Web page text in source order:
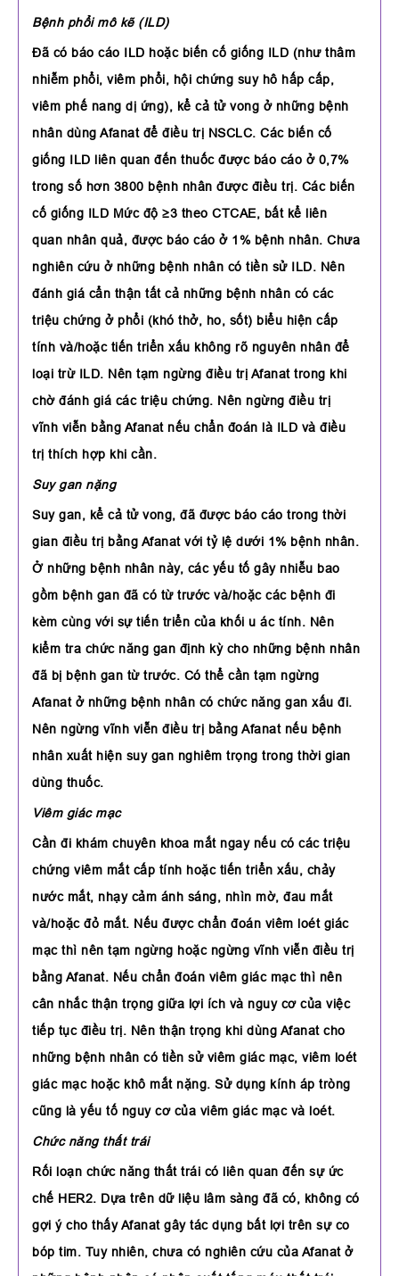
Bệnh phổi mô kẽ (ILD)
Đã có báo cáo ILD hoặc biến cố giống ILD (như thâm
nhiễm phổi, viêm phổi, hội chứng suy hô hấp cấp,
viêm phế nang dị ứng), kể cả tử vong ở những bệnh
nhân dùng Afanat để điều trị NSCLC. Các biến cố
giống ILD liên quan đến thuốc được báo cáo ở 0,7%
trong số hơn 3800 bệnh nhân được điều trị. Các biến
cố giống ILD Mức độ ≥3 theo CTCAE, bất kể liên
quan nhân quả, được báo cáo ở 1% bệnh nhân. Chưa
nghiên cứu ở những bệnh nhân có tiền sử ILD. Nên
đánh giá cẩn thận tất cả những bệnh nhân có các
triệu chứng ở phổi (khó thở, ho, sốt) biểu hiện cấp
tính và/hoặc tiến triển xấu không rõ nguyên nhân để
loại trừ ILD. Nên tạm ngừng điều trị Afanat trong khi
chờ đánh giá các triệu chứng. Nên ngừng điều trị
vĩnh viễn bằng Afanat nếu chẩn đoán là ILD và điều
trị thích hợp khi cần.
Suy gan nặng
Suy gan, kể cả tử vong, đã được báo cáo trong thời
gian điều trị bằng Afanat với tỷ lệ dưới 1% bệnh nhân.
Ở những bệnh nhân này, các yếu tố gây nhiễu bao
gồm bệnh gan đã có từ trước và/hoặc các bệnh đi
kèm cùng với sự tiến triển của khối u ác tính. Nên
kiểm tra chức năng gan định kỳ cho những bệnh nhân
đã bị bệnh gan từ trước. Có thể cần tạm ngừng
Afanat ở những bệnh nhân có chức năng gan xấu đi.
Nên ngừng vĩnh viễn điều trị bằng Afanat nếu bệnh
nhân xuất hiện suy gan nghiêm trọng trong thời gian
dùng thuốc.
Viêm giác mạc
Cần đi khám chuyên khoa mắt ngay nếu có các triệu
chứng viêm mắt cấp tính hoặc tiến triển xấu, chảy
nước mắt, nhạy cảm ánh sáng, nhìn mờ, đau mắt
và/hoặc đỏ mắt. Nếu được chẩn đoán viêm loét giác
mạc thì nên tạm ngừng hoặc ngừng vĩnh viễn điều trị
bằng Afanat. Nếu chẩn đoán viêm giác mạc thì nên
cân nhắc thận trọng giữa lợi ích và nguy cơ của việc
tiếp tục điều trị. Nên thận trọng khi dùng Afanat cho
những bệnh nhân có tiền sử viêm giác mạc, viêm loét
giác mạc hoặc khô mắt nặng. Sử dụng kính áp tròng
cũng là yếu tố nguy cơ của viêm giác mạc và loét.
Chức năng thất trái
Rối loạn chức năng thất trái có liên quan đến sự ức
chế HER2. Dựa trên dữ liệu lâm sàng đã có, không có
gợi ý cho thấy Afanat gây tác dụng bất lợi trên sự co
bóp tim. Tuy nhiên, chưa có nghiên cứu của Afanat ở